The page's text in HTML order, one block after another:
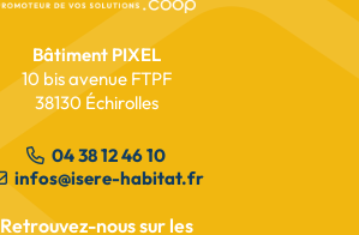
Bâtiment PIXEL
10 bis avenue FTPF
38130 Échirolles
04 38 12 46 10
infos@isere-habitat.fr
Retrouvez-nous sur les